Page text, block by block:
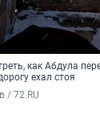
как Абдула
ехал стоя
/ 72.RU